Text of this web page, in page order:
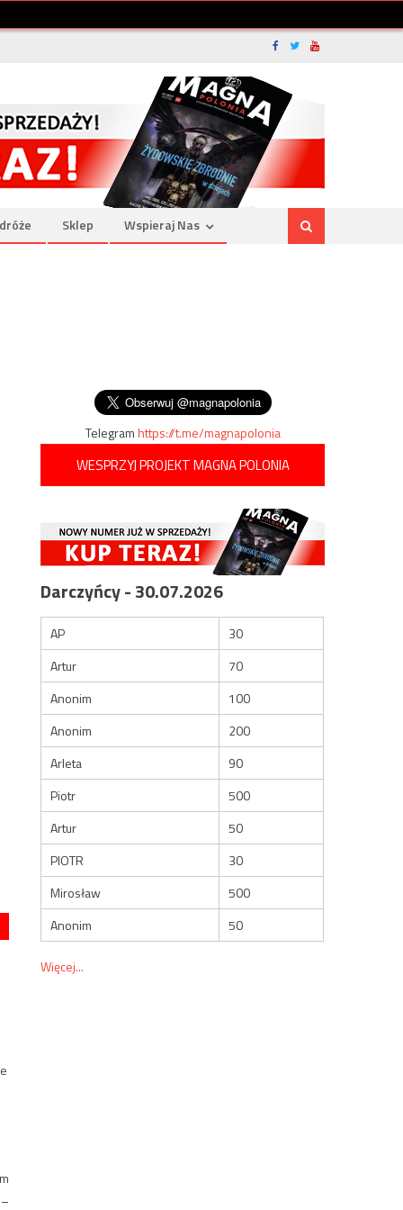
Sklep Wspieraj Nas
Telegramhttps://t.me/magnapolonia
WESPRZYJ PROJEKT MAGNA POLONIA
Darczyńcy - 30.07.2026
AP
30
Artur
70
Anonim
100
Anonim
200
Arleta
90
Piotr
500
Artur
50
PIOTR
30
Mirosław
500
Anonim
50
Więcej...